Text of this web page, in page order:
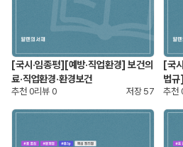
[국시·임종평][예방·직업환경] 보건의
료·직업환경·환경보건
추천 0리뷰 0 저장 57
[국
법규
추천